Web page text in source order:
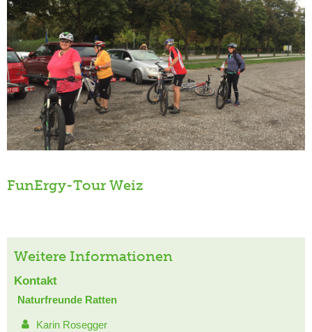
FunErgy-Tour Weiz
Weitere Informationen
Kontakt
Naturfreunde Ratten
Karin Rosegger